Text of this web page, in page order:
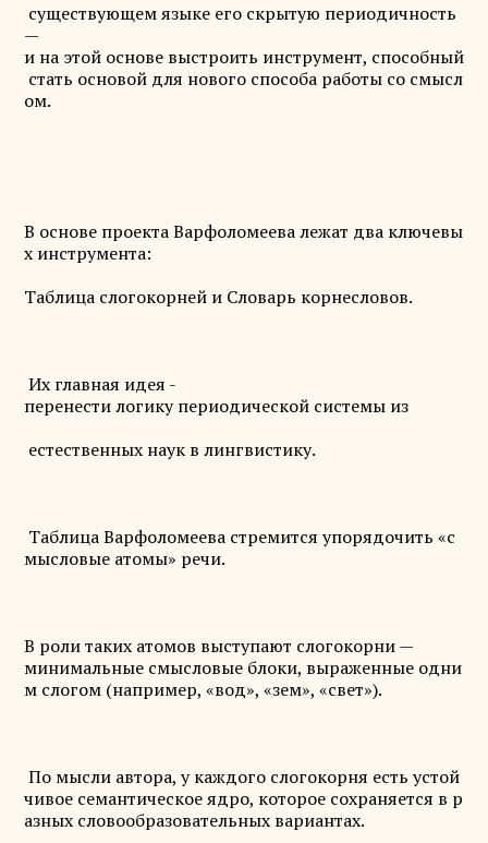
существующем языке его скрытую периодичность
—
и на этой основе выстроить инструмент, способный
стать основой для нового способа работы со смысл
ом.
В основе проекта Варфоломеева лежат два ключевы
х инструмента:
Таблица слогокорней и Словарь корнесловов.
Их главная идея -
перенести логику периодической системы из
естественных наук в лингвистику.
Таблица Варфоломеева стремится упорядочить «с
мысловые атомы» речи.
В роли таких атомов выступают слогокорни —
минимальные смысловые блоки, выраженные одни
м слогом (например, «вод», «зем», «свет»).
По мысли автора, у каждого слогокорня есть устой
чивое семантическое ядро, которое сохраняется в р
азных словообразовательных вариантах.